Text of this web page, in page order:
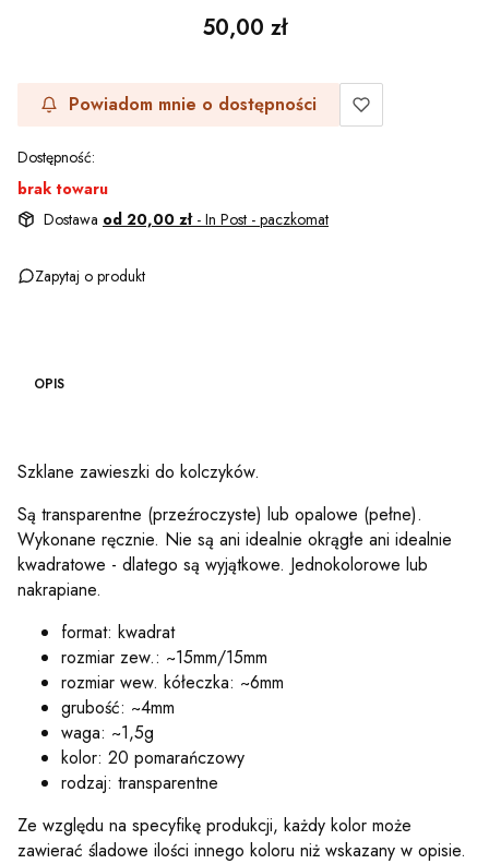
Cena
50,00 zł
Powiadom mnie o dostępności
Dostępność:
brak towaru
Dostawa od 20,00 zł - In Post - paczkomat
Zapytaj o produkt
OPIS
Szklane zawieszki do kolczyków.
Są transparentne (przeźroczyste) lub opalowe (pełne).
Wykonane ręcznie. Nie są ani idealnie okrągłe ani idealnie
kwadratowe - dlatego są wyjątkowe. Jednokolorowe lub
nakrapiane.
format: kwadrat
rozmiar zew.: ~15mm/15mm
rozmiar wew. kółeczka: ~6mm
grubość: ~4mm
waga: ~1,5g
kolor: 20 pomarańczowy
rodzaj: transparentne
Ze względu na specyfikę produkcji, każdy kolor może
zawierać śladowe ilości innego koloru niż wskazany w opisie.